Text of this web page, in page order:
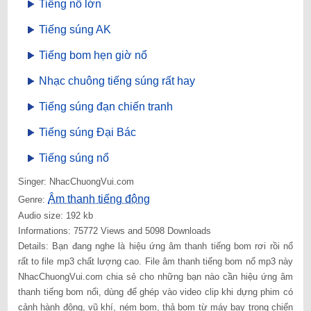
Tiếng nổ lớn
Tiếng súng AK
Tiếng bom hẹn giờ nổ
Nhạc chuông tiếng súng rất hay
Tiếng súng đạn chiến tranh
Tiếng súng Đại Bác
Tiếng súng nổ
Singer: NhacChuongVui.com
Genre: Âm thanh tiếng động
Audio size: 192 kb
Informations: 75772 Views and 5098 Downloads
Details: Bạn đang nghe là hiệu ứng âm thanh tiếng bom rơi rồi nổ
rất to file mp3 chất lượng cao. File âm thanh tiếng bom nổ mp3 này
NhacChuongVui.com chia sẻ cho những bạn nào cần hiệu ứng âm
thanh tiếng bom nổi, dùng để ghép vào video clip khi dựng phim có
cảnh hành động, vũ khí, ném bom, thả bom từ máy bay trong chiến